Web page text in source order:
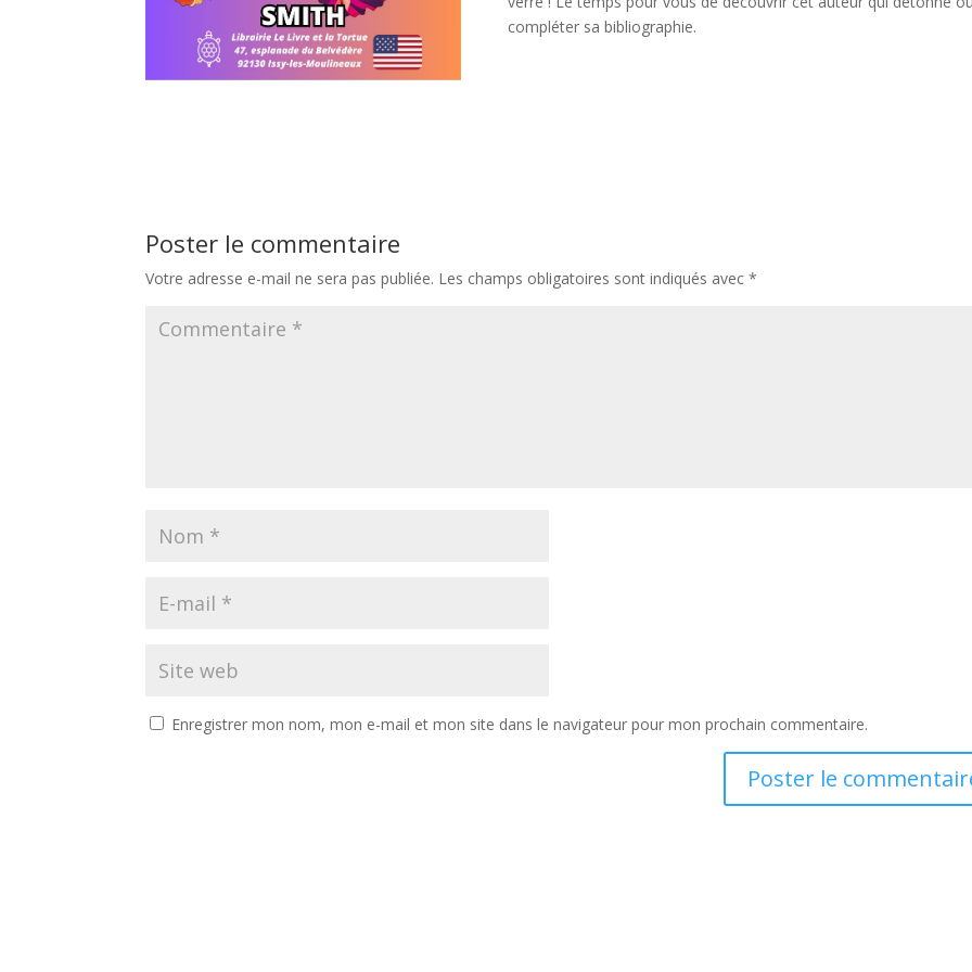
compléter sa bibliographie.
Poster le commentaire
Votre adresse e-mail ne sera pas publiée. Les champs obligatoires sont indiqués avec*
Enregistrer mon nom, mon e-mail et mon site dans le navigateur pour mon prochain commentaire.